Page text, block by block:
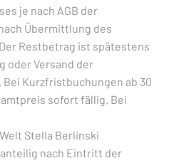
je nach AGB der
Übermittlung des
Restbetrag ist spätestens
oder Versand der
Kurzfristbuchungen ab 30
sofort fällig. Bei
Stella Berlinski
nach Eintritt der